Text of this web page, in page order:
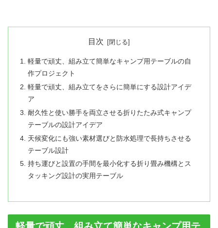
目次
軽量で頑丈、組み立て簡単なキャンプ用テーブルの自
作プロジェクト
軽量で頑丈、組み立てをさらに簡単にする設計アイデ
ア
耐久性と使い勝手を両立させる折りたたみ式キャンプ
テーブルの設計アイデア
天候変化にも強い素材選びと防水処理で長持ちさせる
テーブル設計
持ち運びと設置の手間を最小化する折り畳み機構とス
タッキング設計の実用テーブル